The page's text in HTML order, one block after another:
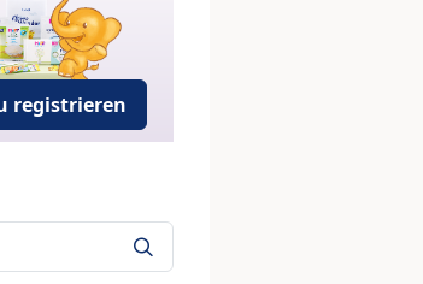
registrieren